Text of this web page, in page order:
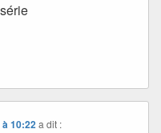
à 10:22 a dit :